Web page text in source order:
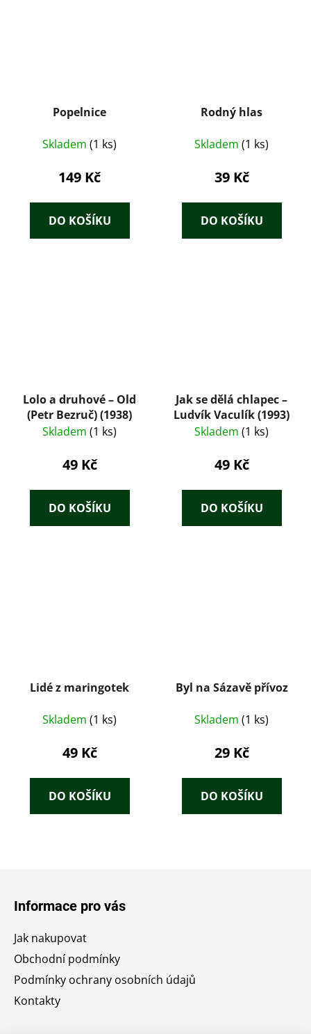
Popelnice
Skladem (1 ks)
149 Kč
DO KOŠÍKU
Rodný hlas
Skladem (1 ks)
39 Kč
DO KOŠÍKU
Lolo a druhové – Old
(Petr Bezruč) (1938)
Skladem (1 ks)
49 Kč
DO KOŠÍKU
Jak se dělá chlapec –
Ludvík Vaculík (1993)
Skladem (1 ks)
49 Kč
DO KOŠÍKU
Lidé z maringotek
Skladem (1 ks)
49 Kč
DO KOŠÍKU
Byl na Sázavě přívoz
Skladem (1 ks)
29 Kč
DO KOŠÍKU
Informace pro vás
Jak nakupovat
Obchodní podmínky
Podmínky ochrany osobních údajů
Kontakty